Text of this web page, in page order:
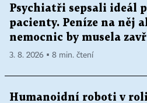
Psychiatři sepsali ideál
pacienty. Peníze na něj
nemocnic by musela
3. 8. 2026 ▪ 8 min. čtení
Humanoidní roboti v